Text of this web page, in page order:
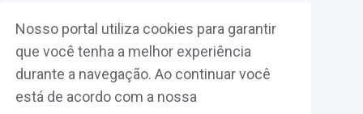
Nosso portal utiliza cookies para garantir
que você tenha a melhor experiência
durante a navegação. Ao continuar você
está de acordo com a nossa
Associe-se
Fazer Login